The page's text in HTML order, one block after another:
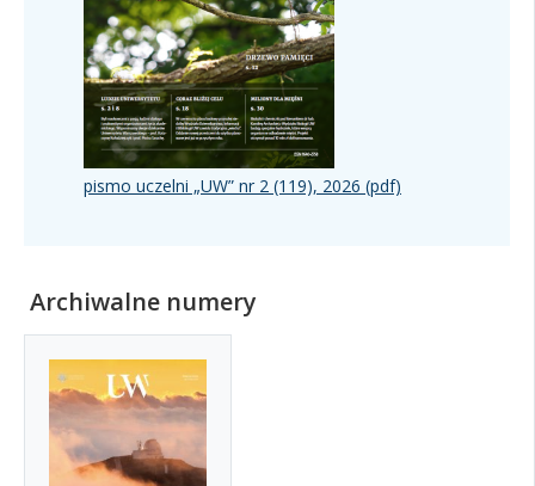
pismo uczelni „UW” nr 2 (119), 2026 (pdf)
Archiwalne numery